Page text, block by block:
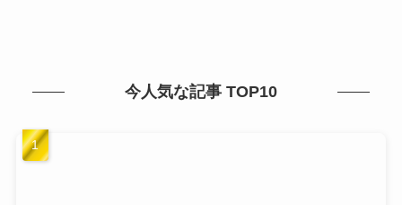
今人気な記事 TOP10